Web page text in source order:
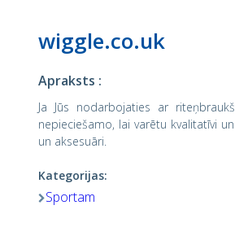
wiggle.co.uk
Apraksts :
Ja Jūs nodarbojaties ar
nepieciešamo, lai varētu kvalitatīvi
un aksesuāri.
Kategorijas:
Sportam